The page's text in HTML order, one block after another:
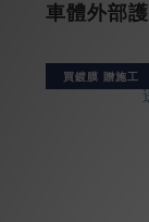
車體外部
買鍍膜 贈施工